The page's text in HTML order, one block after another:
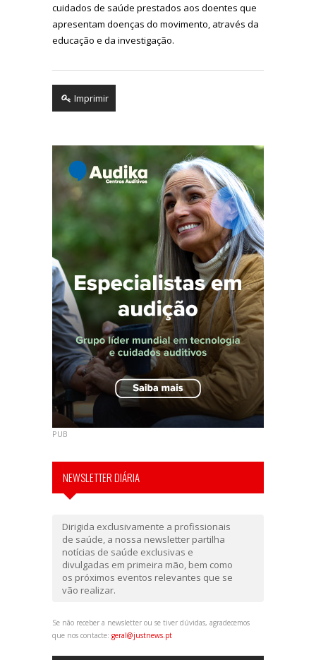
cuidados de saúde prestados aos doentes que
apresentam doenças do movimento, através da
educação e da investigação.
Imprimir
PUB
NEWSLETTER DIÁRIA
Dirigida exclusivamente a profissionais
de saúde, a nossa newsletter partilha
notícias de saúde exclusivas e
divulgadas em primeira mão, bem como
os próximos eventos relevantes que se
vão realizar.
Se não receber a newsletter ou se tiver dúvidas, agradecemos
que nos contacte: geral@justnews.pt